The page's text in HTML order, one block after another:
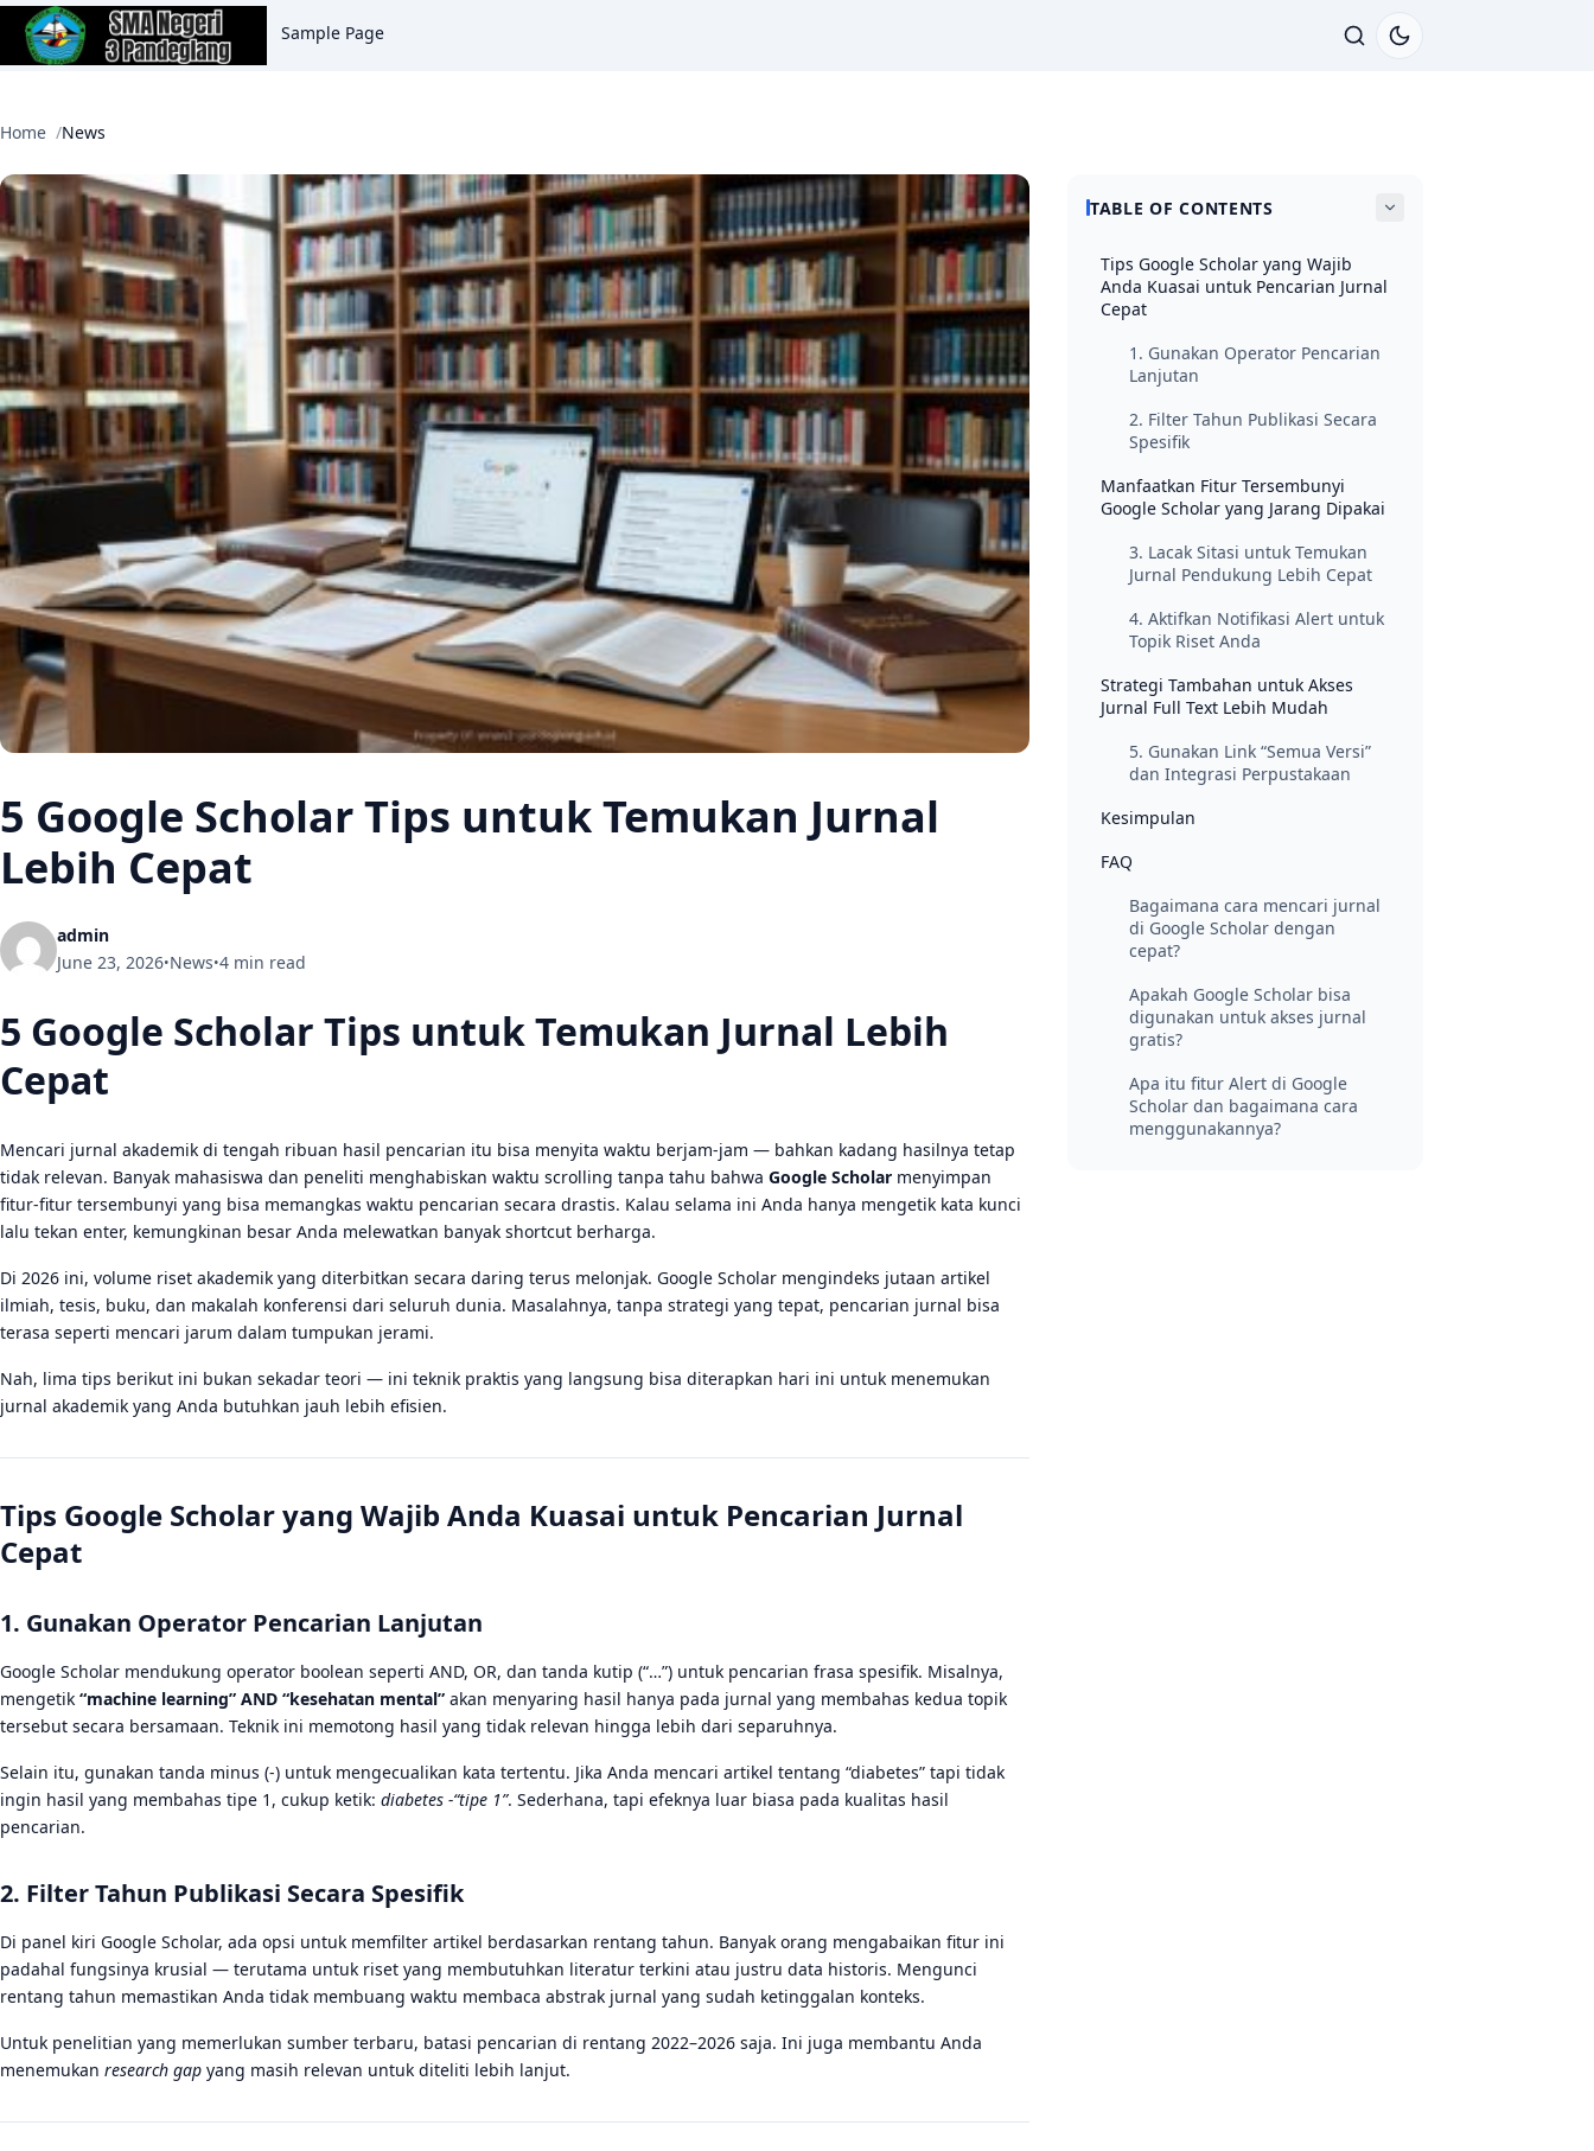
Sample Page
Home News
5 Google Scholar Tips untuk Temukan Jurnal
Lebih Cepat
admin
June 23, 2026•News•4 min read
5 Google Scholar Tips untuk Temukan Jurnal Lebih
Cepat
Mencari jurnal akademik di tengah ribuan hasil pencarian itu bisa menyita waktu berjam-jam — bahkan kadang hasilnya tetap
tidak relevan. Banyak mahasiswa dan peneliti menghabiskan waktu scrolling tanpa tahu bahwa Google Scholar menyimpan
fitur-fitur tersembunyi yang bisa memangkas waktu pencarian secara drastis. Kalau selama ini Anda hanya mengetik kata kunci
lalu tekan enter, kemungkinan besar Anda melewatkan banyak shortcut berharga.
Di 2026 ini, volume riset akademik yang diterbitkan secara daring terus melonjak. Google Scholar mengindeks jutaan artikel
ilmiah, tesis, buku, dan makalah konferensi dari seluruh dunia. Masalahnya, tanpa strategi yang tepat, pencarian jurnal bisa
terasa seperti mencari jarum dalam tumpukan jerami.
Nah, lima tips berikut ini bukan sekadar teori — ini teknik praktis yang langsung bisa diterapkan hari ini untuk menemukan
jurnal akademik yang Anda butuhkan jauh lebih efisien.
Tips Google Scholar yang Wajib Anda Kuasai untuk Pencarian Jurnal
Cepat
1. Gunakan Operator Pencarian Lanjutan
Google Scholar mendukung operator boolean seperti AND, OR, dan tanda kutip (“…”) untuk pencarian frasa spesifik. Misalnya,
mengetik “machine learning” AND “kesehatan mental” akan menyaring hasil hanya pada jurnal yang membahas kedua topik
tersebut secara bersamaan. Teknik ini memotong hasil yang tidak relevan hingga lebih dari separuhnya.
Selain itu, gunakan tanda minus (-) untuk mengecualikan kata tertentu. Jika Anda mencari artikel tentang “diabetes” tapi tidak
ingin hasil yang membahas tipe 1, cukup ketik: diabetes -“tipe 1”. Sederhana, tapi efeknya luar biasa pada kualitas hasil
pencarian.
2. Filter Tahun Publikasi Secara Spesifik
Di panel kiri Google Scholar, ada opsi untuk memfilter artikel berdasarkan rentang tahun. Banyak orang mengabaikan fitur ini
padahal fungsinya krusial — terutama untuk riset yang membutuhkan literatur terkini atau justru data historis. Mengunci
rentang tahun memastikan Anda tidak membuang waktu membaca abstrak jurnal yang sudah ketinggalan konteks.
Untuk penelitian yang memerlukan sumber terbaru, batasi pencarian di rentang 2022–2026 saja. Ini juga membantu Anda
menemukan research gap yang masih relevan untuk diteliti lebih lanjut.
TABLE OF CONTENTS
Tips Google Scholar yang Wajib
Anda Kuasai untuk Pencarian Jurnal
Cepat
1. Gunakan Operator Pencarian
Lanjutan
2. Filter Tahun Publikasi Secara
Spesifik
Manfaatkan Fitur Tersembunyi
Google Scholar yang Jarang Dipakai
3. Lacak Sitasi untuk Temukan
Jurnal Pendukung Lebih Cepat
4. Aktifkan Notifikasi Alert untuk
Topik Riset Anda
Strategi Tambahan untuk Akses
Jurnal Full Text Lebih Mudah
5. Gunakan Link “Semua Versi”
dan Integrasi Perpustakaan
Kesimpulan
FAQ
Bagaimana cara mencari jurnal
di Google Scholar dengan
cepat?
Apakah Google Scholar bisa
digunakan untuk akses jurnal
gratis?
Apa itu fitur Alert di Google
Scholar dan bagaimana cara
menggunakannya?